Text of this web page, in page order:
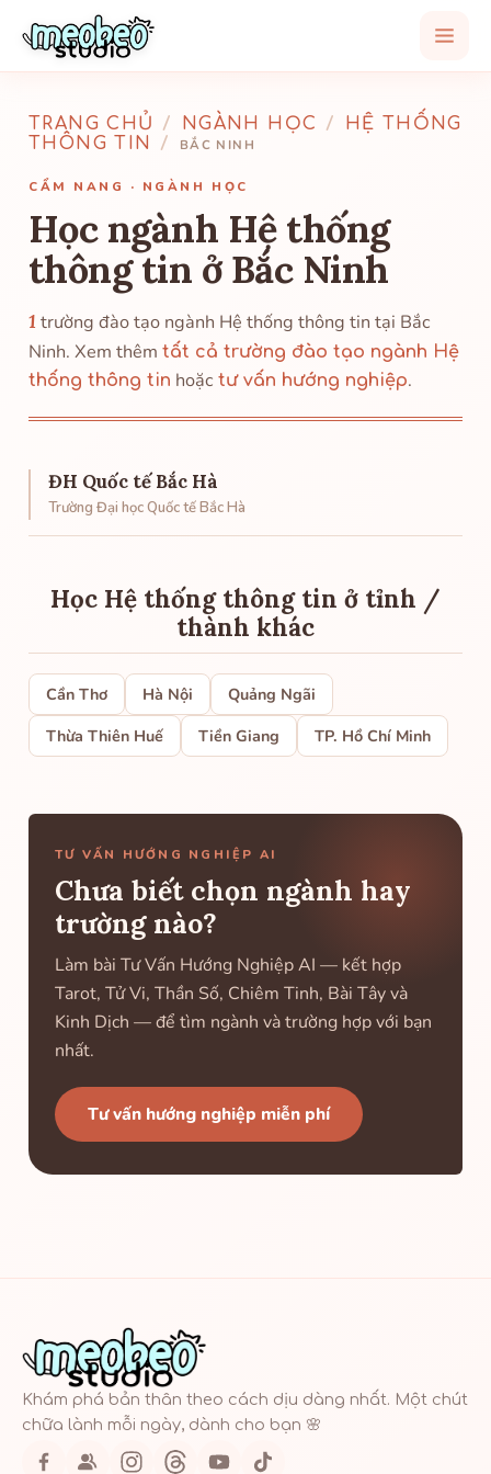
TRANG CHỦ / NGÀNH HỌC /
HỆ THỐNG
THÔNG TIN
/ BẮC NINH
CẨM NANG · NGÀNH HỌC
Học ngành Hệ thống
thông tin ở Bắc Ninh
1 trường đào tạo ngành Hệ thống thông tin tại Bắc
Ninh. Xem thêm tất cả trường đào tạo ngành Hệ
thống thông tin hoặc tư vấn hướng nghiệp.
ĐH Quốc tế Bắc Hà
Trường Đại học Quốc tế Bắc Hà
Học Hệ thống thông tin ở tỉnh /
thành khác
Cần Thơ Hà Nội
Quảng Ngãi
Thừa Thiên Huế
Tiền Giang TP. Hồ Chí Minh
TƯ VẤN HƯỚNG NGHIỆP AI
Chưa biết chọn ngành hay
trường nào?
Làm bài Tư Vấn Hướng Nghiệp AI — kết hợp
Tarot, Tử Vi, Thần Số, Chiêm Tinh, Bài Tây và
Kinh Dịch — để tìm ngành và trường hợp với bạn
nhất.
Tư vấn hướng nghiệp miễn phí
Khám phá bản thân theo cách dịu dàng nhất. Một chút
chữa lành mỗi ngày, dành cho bạn 🌸